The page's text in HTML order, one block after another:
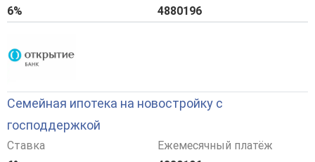
6%
4880196
Семейная ипотека на новостройку с
господдержкой
Ставка
Ежемесячный платёж